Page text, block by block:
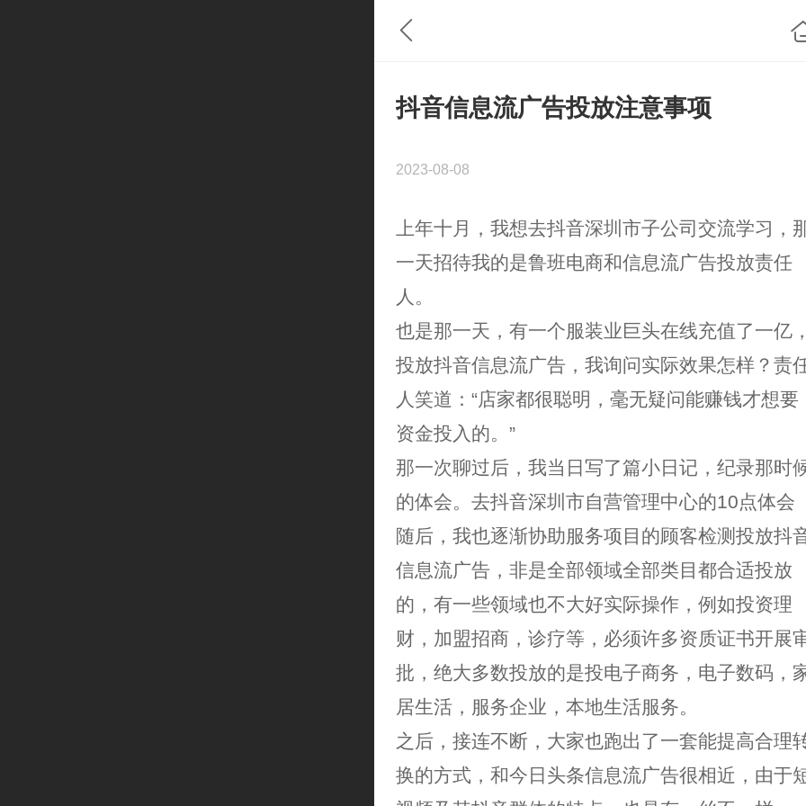
抖音信息流广告投放注意事项
2023-08-08
上年十月，我想去抖音深圳市子公司交流学习，
一天招待我的是鲁班电商和信息流广告投放责任
人。
也是那一天，有一个服装业巨头在线充值了一亿，
投放抖音信息流广告，我询问实际效果怎样？责
人笑道：“店家都很聪明，毫无疑问能赚钱才想要
资金投入的。”
那一次聊过后，我当日写了篇小日记，纪录那时
的体会。去抖音深圳市自营管理中心的10点体会
随后，我也逐渐协助服务项目的顾客检测投放抖
信息流广告，非是全部领域全部类目都合适投放
的，有一些领域也不大好实际操作，例如投资理
财，加盟招商，诊疗等，必须许多资质证书开展
批，绝大多数投放的是投电子商务，电子数码，
居生活，服务企业，本地生活服务。
之后，接连不断，大家也跑出了一套能提高合理
换的方式，和今日头条信息流广告很相近，由于